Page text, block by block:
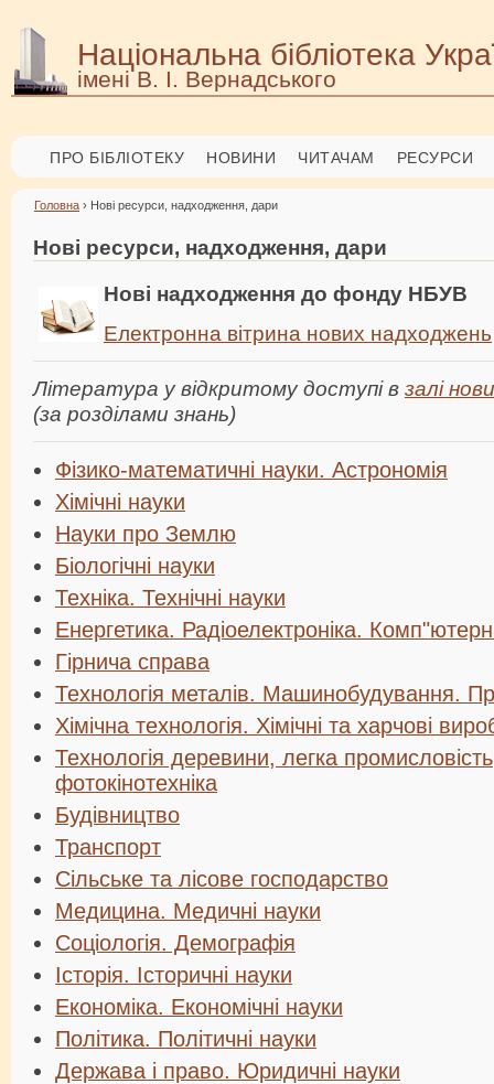
Національна бібліотека
імені В. І. Вернадського
ПРО БІБЛІОТЕКУ НОВИНИ ЧИТАЧАМ РЕСУРСИ
Головна › Нові ресурси, надходження, дари
Нові ресурси, надходження, дари
Нові надходження до фонду НБУВ
Електронна вітрина нових надходжень
Література у відкритому доступі в залі
(за розділами знань)
Фізико-математичні науки. Астрономія
Хімічні науки
Науки про Землю
Біологічні науки
Техніка. Технічні науки
Енергетика. Радіоелектроніка.
Гірнича справа
Технологія металів. Машинобудування.
Хімічна технологія. Хімічні та харчові
Технологія деревини, легка
фотокінотехніка
Будівництво
Транспорт
Сільське та лісове господарство
Медицина. Медичні науки
Соціологія. Демографія
Історія. Історичні науки
Економіка. Економічні науки
Політика. Політичні науки
Держава і право. Юридичні науки